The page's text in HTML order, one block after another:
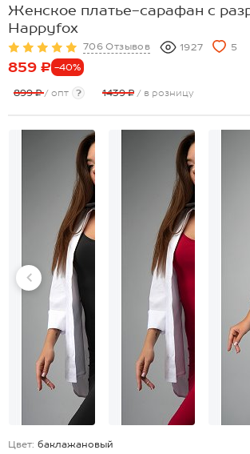
Женское платье-сарафан с
Happyfox
706 Отзывов 1927 5
859 ₽ -40%
899 ₽/ опт ? 1439 ₽ / в розницу
Цвет: баклажановый